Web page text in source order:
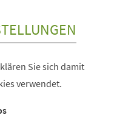
Sie sich damit
verwendet.